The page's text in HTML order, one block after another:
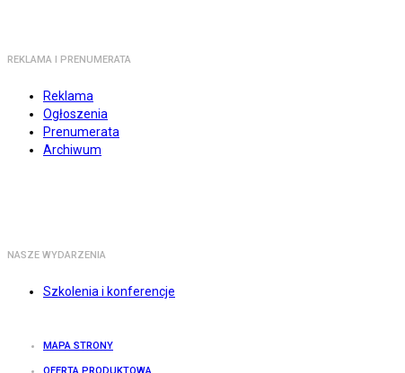
REKLAMA I PRENUMERATA
Reklama
Ogłoszenia
Prenumerata
Archiwum
NASZE WYDARZENIA
Szkolenia i konferencje
MAPA STRONY